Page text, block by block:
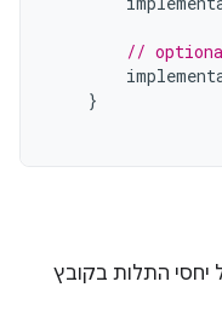
//
}
יחסי התלות בקובץ